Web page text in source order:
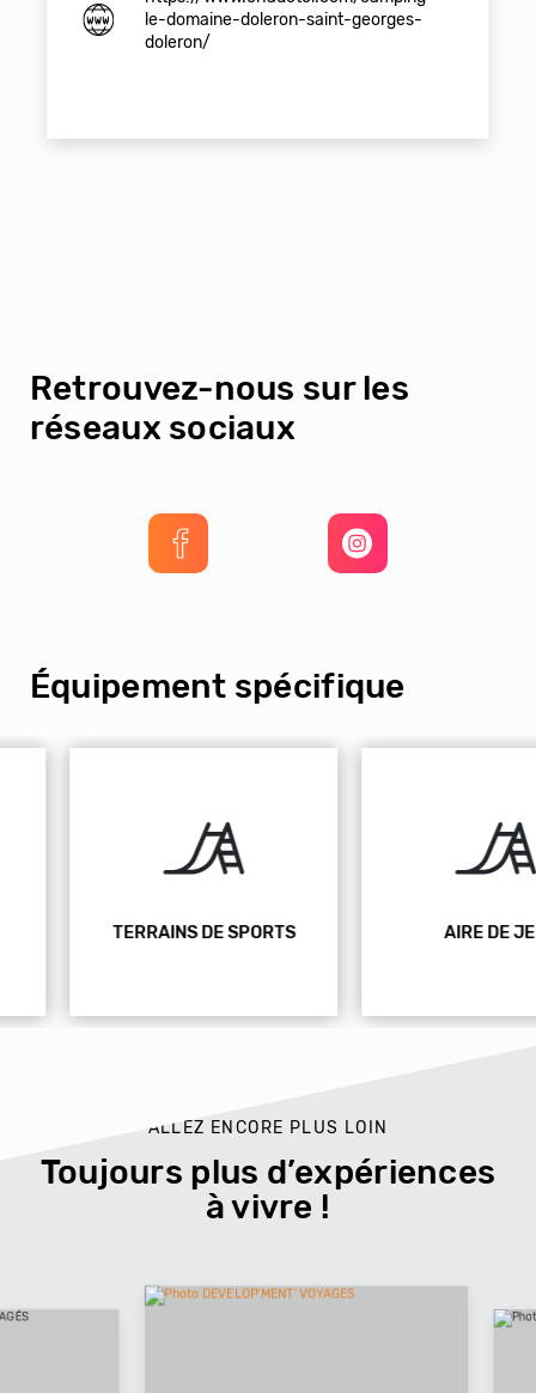
le-domaine-doleron-saint-georges-
doleron/
Équipement spécifique
TERRAINS DE SPORTS AIRE DE JEU
Retrouvez-nous sur les
réseaux sociaux
ALLEZ ENCORE PLUS LOIN
Toujours plus d’expériences
à vivre !